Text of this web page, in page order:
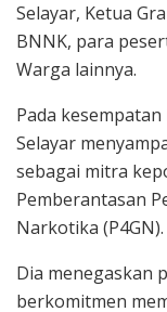
Selayar, Ketua
BNNK, para
Warga lainnya.
Pada
Selayar
sebagai mitra
Pemberantasan
Narkotika (P4GN).
Dia menegaskan
berkomitmen